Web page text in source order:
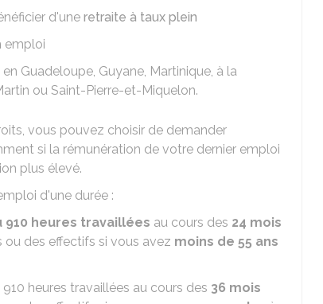
d'une retraite à taux plein
emploi
en Guadeloupe, Guyane, Martinique, à la
ou Saint-Pierre-et-Miquelon.
vous pouvez choisir de demander
si la rémunération de votre dernier emploi
plus élevé.
d'une durée :
910 heures travaillées au cours des 24 mois
des effectifs si vous avez moins de 55 ans
heures travaillées au cours des 36 mois